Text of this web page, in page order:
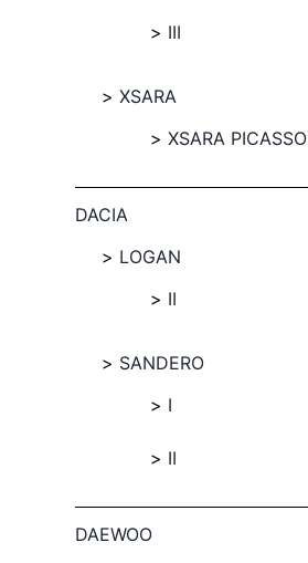
III
XSARA
XSARA PICASSO
DACIA
LOGAN
II
SANDERO
I
II
DAEWOO